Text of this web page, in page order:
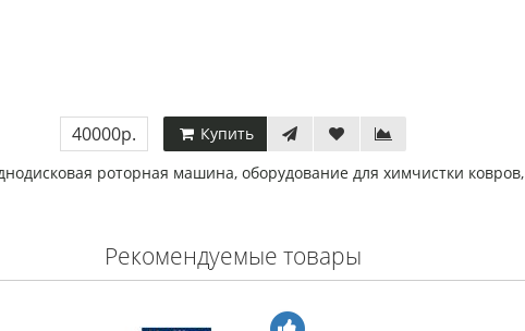
40000р.
Купить
роторная машина, оборудование для химчистки ковров,
Рекомендуемые товары